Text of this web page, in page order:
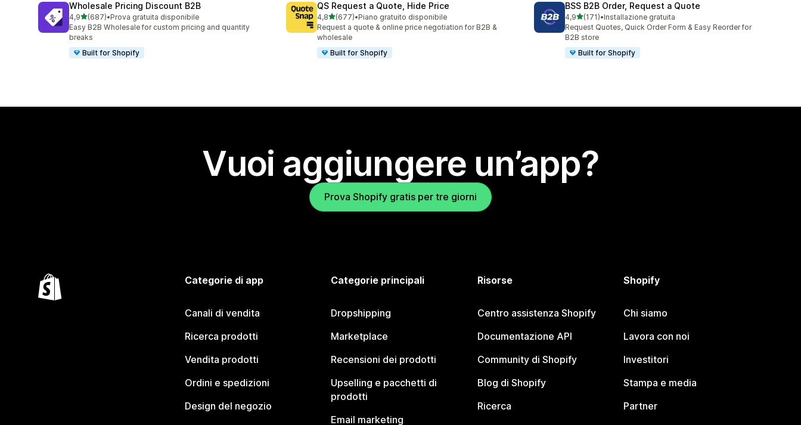
Wholesale Pricing Discount B2B
4,9stelle su 5
(687)
687 recensioni totali
•Prova gratuita disponibile
Easy B2B Wholesale for custom pricing and quantity
breaks
Built for Shopify
QS Request a Quote, Hide Price
4,8stelle su 5
(677)
677 recensioni totali
•Piano gratuito disponibile
Request a quote & online price negotiation for B2B &
wholesale
Built for Shopify
BSS B2B Order, Request a Quote
4,9stelle su 5
(171)
171 recensioni totali
•Installazione gratuita
Request Quotes, Quick Order Form & Easy Reorder for
B2B store
Built for Shopify
Vuoi aggiungere un’app?
Prova Shopify gratis per tre giorni
Categorie di app
Canali di vendita
Ricerca prodotti
Vendita prodotti
Ordini e spedizioni
Design del negozio
Categorie principali
Dropshipping
Marketplace
Recensioni dei prodotti
Upselling e pacchetti di
prodotti
Email marketing
Risorse
Centro assistenza Shopify
Documentazione API
Community di Shopify
Blog di Shopify
Ricerca
Shopify
Chi siamo
Lavora con noi
Investitori
Stampa e media
Partner